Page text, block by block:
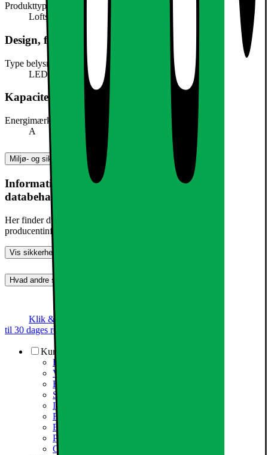
Produkttype
Loftslampe
Design, form og placering
Type belysning
LED
Kapacitet, forbrug og strøm
Energimærke
A
Miljø- og sikkerhedsoplysninger
Information om produktsikkerhed og
databehandling
Her finder du information om generel produktsikkerhed og
producentinformation
Vis sikkerhedsoplysninger
Hvad andre synes (0)
Klik & Hent
til 30 dages returret
Kundeservice
Kundeservice
Varehuse / åbningstider
Elgigantens kundefordele
Services
Information om spam/phishing-emails og SMS
Fortrydelsesret
Elgigantens privatlivspolitik
Partner
Cookiepolitik